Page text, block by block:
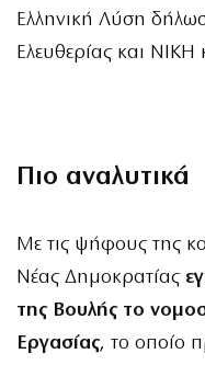
Ελληνική Λύση
Ελευθερίας και
Πιο αναλυτικά
Με τις ψήφους της
Νέας Δημοκρατίας
της Βουλής το
Εργασίας, το οποίο